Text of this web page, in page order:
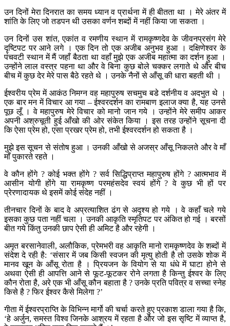
उन दिनों मेरा दिनरात का समय ध्यान व प्रार्थना में ही बीतता था । मेरे अंतर में
शांति के लिए जो तडपन थी उसका वर्णन शब्दों में नहीं किया जा सकता ।
उन दिनों उस शांत, एकांत व रमणीय स्थान में रामकृष्णदेव के जीवनप्रसंग मेरे
दृष्टिपट पर आने लगे । एक दिन तो एक अजीब अनुभव हुआ । दक्षिणेश्वर के
पंचवटी स्थान में मैं जहाँ बैठता था वहाँ मुझे एक अजीब महात्मा का दर्शन हुआ ।
उन्होंने लाल वस्त्र पहना था और वे बिना कुछ बोले चक्कर लगाते थे और बीच
बीच में कुछ देर मेरे पास बैठे रहते थे । उनके नैनों से आँसू की धारा बहती थी ।
ईश्वरीय प्रेम में आकंठ निमग्न वह महापुरुष सचमुच बडे दर्शनीय व अदभुत थे ।
एक बार मन में विचार आ गया – ईश्वरदर्शन का रामबाण इलाज क्या है, यह उनसे
पूछ लूँ । वे महापुरुष मेरे विचार को मानो जान गये । उन्होंने मेरे समीप आकर
अपनी अश्रुचूती हुई आँखो की ओर संकेत किया । इस तरह उन्होंने सूचना दी
कि ऐसा प्रेम हो, एसा प्रखर प्रेम हो, तभी ईश्वरदर्शन हो सकता है ।
मुझे इस सूचन से संतोष हुआ । उनकी आँखो से अजस्र आँसू निकलते और वे माँ
माँ पुकारते रहते ।
वे कौन होंगे ? कोई भक्त होंगे ? सर्व सिद्धिप्राप्त महापुरुष होंगे ? आत्मभाव में
आसीन योगी होंगे या रामकृष्ण परमहंसदेव स्वयं होंगे ? वे कुछ भी हों पर
प्रेरणादायक थे इसमें कोई संदेह नहीं ।
तीनचार दिनों के बाद वे अप्रत्याशित ढंग से अदृश्य हो गये । वे कहाँ चले गये
इसका कुछ पता नहीं चला । उनकी आकृति स्मृतिपट पर अंकित हो गई । बरसों
बीत गये किंतु उनकी छाप ऐसी ही अमिट है और रहेगी ।
अमृत बरसानेवाली, अलौकिक, प्रेमभरी वह आकृति मानो रामकृष्णदेव के शब्दों में
संदेश दे रही है: ‘संसार में जब किसी स्वजन की मृत्यु होती है तो उसके शोक में
मानव खून के आँसू रोता है । प्रियजन के वियोग से या धंधे में घाटा होने से
अथवा ऐसी ही आपत्ति आने से फूट-फूटकर रोने लगता है किन्तु ईश्वर के लिए
कौन रोता है, अरे एक भी आँसू कौन बहाता है ? उनके प्रति पवित्र व सच्चा स्नेह
किसे है ? फिर ईश्वर कैसे मिलेगा ?’
गीता में ईश्वरप्राप्ति के विभिन्न मार्गो की चर्चा करते हुए प्रकाश डाला गया है कि,
‘हे अर्जुन, समस्त विश्व जिनके आश्रय में रहता है और जो इस सृष्टि में व्याप्त है,